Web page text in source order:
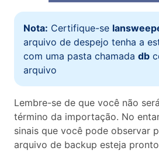
Nota: Certifique-se
arquivo de despejo tenha a
com uma pasta chamada db
arquivo
Lembre-se de que você não
término da importação. No
sinais que você pode observar
arquivo de backup esteja